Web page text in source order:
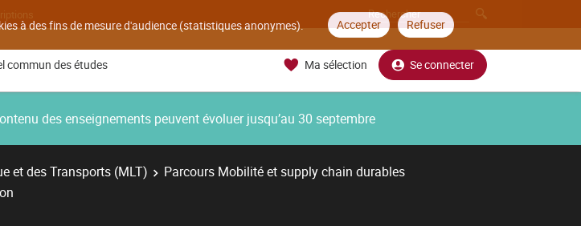
à des fins de mesure d'audience (statistiques anonymes). Accepter Refuser
commun des études Ma sélection Se connecter
des enseignements peuvent évoluer jusqu’au 30 septembre
et des Transports (MLT)
Parcours Mobilité et supply chain durables